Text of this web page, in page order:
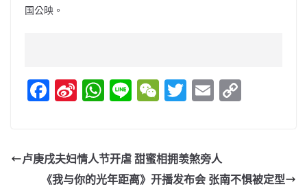
国公映。
F
e
b
Si
W
ei
W
s
A
Li W
h
at
T
er
E
l
Li
卢庚戌夫妇情人节开虐 甜蜜相拥羡煞旁人
《我与你的光年距离》开播发布会 张南不惧被定型